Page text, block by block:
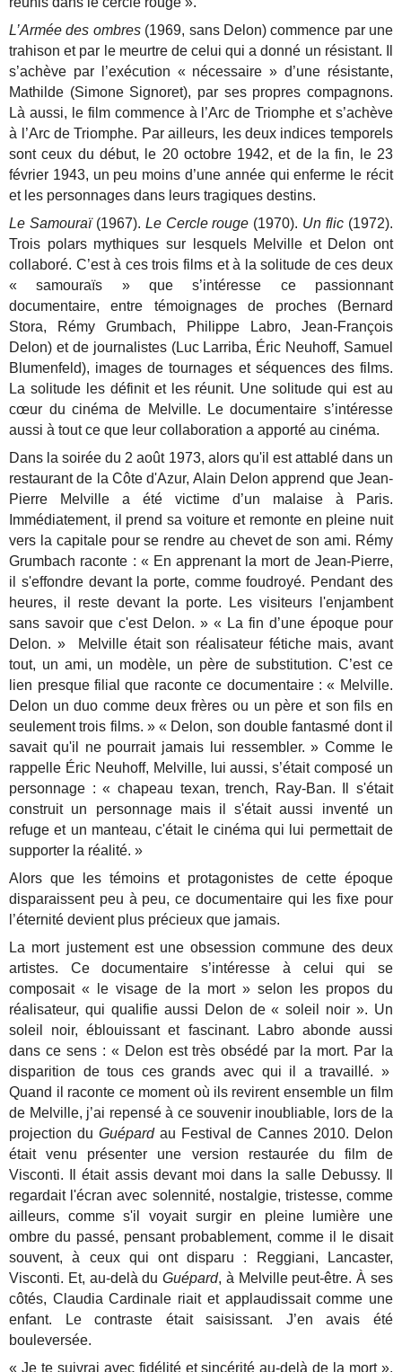
L’Armée des ombres(1969, sans Delon) commence par une
trahison et par le meurtre de celui qui a donné un résistant. Il
s’achève par l’exécution « nécessaire » d’une résistante,
Mathilde (Simone Signoret), par ses propres compagnons.
Là aussi, le film commence à l’Arc de Triomphe et s’achève
à l’Arc de Triomphe. Par ailleurs, les deux indices temporels
sont ceux du début, le 20 octobre 1942, et de la fin, le 23
février 1943, un peu moins d’une année qui enferme le récit
et les personnages dans leurs tragiques destins.
Le Samouraï (1967). Le Cercle rouge (1970). Un flic (1972).
Trois polars mythiques sur lesquels Melville et Delon ont
collaboré. C’est à ces trois films et à la solitude de ces deux
« samouraïs » que s’intéresse ce passionnant
documentaire, entre témoignages de proches (Bernard
Stora, Rémy Grumbach, Philippe Labro, Jean-François
Delon) et de journalistes (Luc Larriba, Éric Neuhoff, Samuel
Blumenfeld), images de tournages et séquences des films.
La solitude les définit et les réunit. Une solitude qui est au
cœur du cinéma de Melville. Le documentaire s’intéresse
aussi à tout ce que leur collaboration a apporté au cinéma.
Dans la soirée du 2 août 1973, alors qu'il est attablé dans un
restaurant de la Côte d'Azur, Alain Delon apprend que Jean-
Pierre Melville a été victime d’un malaise à Paris.
Immédiatement, il prend sa voiture et remonte en pleine nuit
vers la capitale pour se rendre au chevet de son ami. Rémy
Grumbach raconte : « En apprenant la mort de Jean-Pierre,
il s'effondre devant la porte, comme foudroyé. Pendant des
heures, il reste devant la porte. Les visiteurs l'enjambent
sans savoir que c'est Delon. » « La fin d’une époque pour
Delon. » Melville était son réalisateur fétiche mais, avant
tout, un ami, un modèle, un père de substitution. C’est ce
lien presque filial que raconte ce documentaire : « Melville.
Delon un duo comme deux frères ou un père et son fils en
seulement trois films. » « Delon, son double fantasmé dont il
savait qu'il ne pourrait jamais lui ressembler. » Comme le
rappelle Éric Neuhoff, Melville, lui aussi, s’était composé un
personnage : « chapeau texan, trench, Ray-Ban. Il s'était
construit un personnage mais il s'était aussi inventé un
refuge et un manteau, c'était le cinéma qui lui permettait de
supporter la réalité. »
Alors que les témoins et protagonistes de cette époque
disparaissent peu à peu, ce documentaire qui les fixe pour
l’éternité devient plus précieux que jamais.
La mort justement est une obsession commune des deux
artistes. Ce documentaire s’intéresse à celui qui se
composait « le visage de la mort » selon les propos du
réalisateur, qui qualifie aussi Delon de « soleil noir ». Un
soleil noir, éblouissant et fascinant.
Labro abonde aussi
dans ce sens : « Delon est très obsédé par la mort. Par la
disparition de tous ces grands avec qui il a travaillé. »
Quand il raconte ce moment où ils revirent ensemble un film
de Melville, j’ai repensé à ce souvenir inoubliable, lors de la
projection du Guépardau Festival de Cannes 2010. Delon
était venu présenter une version restaurée du film de
Visconti. Il était assis devant moi dans la salle Debussy. Il
regardait l'écran avec solennité, nostalgie, tristesse, comme
ailleurs, comme s'il voyait surgir en pleine lumière une
ombre du passé, pensant probablement, comme il le disait
souvent, à ceux qui ont disparu : Reggiani, Lancaster,
Visconti. Et, au-delà duGuépard, à Melville peut-être. À ses
côtés, Claudia Cardinale riait et applaudissait comme une
enfant. Le contraste était saisissant. J’en avais été
bouleversée.
« Je te suivrai avec fidélité et sincérité au-delà de la mort ».